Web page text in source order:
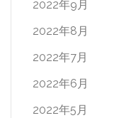
2022年9月
2022年8月
2022年7月
2022年6月
2022年5月